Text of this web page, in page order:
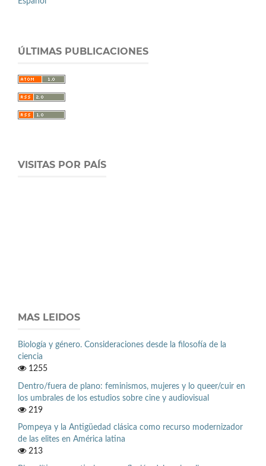
ÚLTIMAS PUBLICACIONES
VISITAS POR PAÍS
MAS LEIDOS
Biología y género. Consideraciones desde la filosofía de la
ciencia
1255
Dentro/fuera de plano: feminismos, mujeres y lo queer/cuir en
los umbrales de los estudios sobre cine y audiovisual
219
Pompeya y la Antigüedad clásica como recurso modernizador
de las elites en América latina
213